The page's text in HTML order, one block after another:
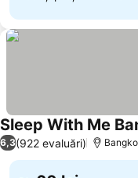
Sleep With Me
6,3(922 evaluări)